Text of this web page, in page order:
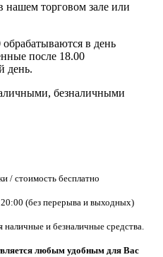
нашем торговом зале или
в день
после 18.00
день.
безналичными
/ стоимость бесплатно
(без перерыва и выходных)
и безналичные средства.
любым удобным для Вас